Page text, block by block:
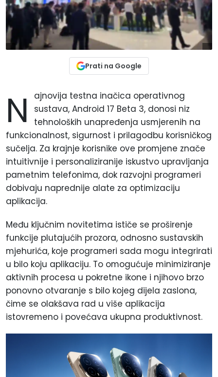
Prati na Google
N
ajnovija testna inačica operativnog
sustava, Android 17 Beta 3, donosi niz
tehnoloških unapređenja usmjerenih na
funkcionalnost, sigurnost i prilagodbu korisničkog
sučelja. Za krajnje korisnike ove promjene znače
intuitivnije i personaliziranije iskustvo upravljanja
pametnim telefonima, dok razvojni programeri
dobivaju naprednije alate za optimizaciju
aplikacija.
Među ključnim novitetima ističe se proširenje
funkcije plutajućih prozora, odnosno sustavskih
mjehurića, koje programeri sada mogu integrirati
u bilo koju aplikaciju. To omogućuje minimiziranje
aktivnih procesa u pokretne ikone i njihovo brzo
ponovno otvaranje s bilo kojeg dijela zaslona,
čime se olakšava rad u više aplikacija
istovremeno i povećava ukupna produktivnost.